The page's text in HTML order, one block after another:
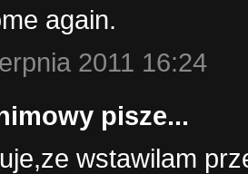
again.
2011 16:24
pisze...
wstawilam